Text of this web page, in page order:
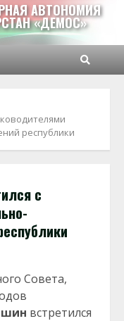
АВТОНОМИЯ
«ДЕМОС»
республики
с
Совета,
встретился